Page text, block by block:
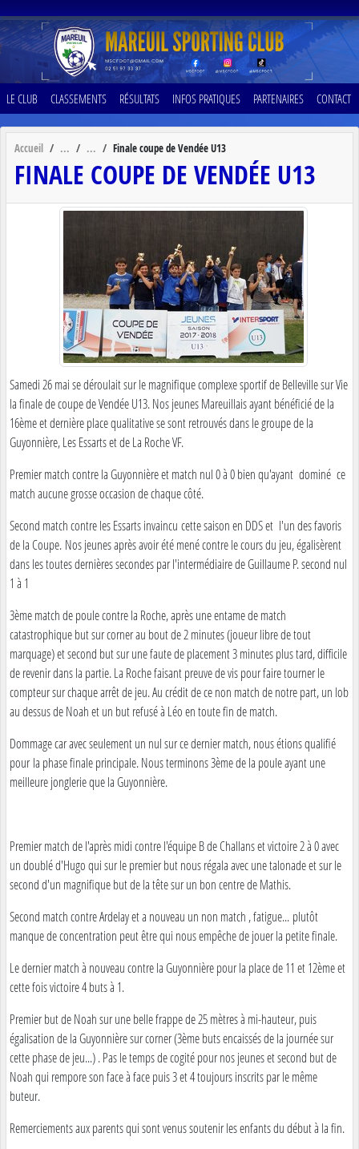
LE CLUB CLASSEMENTS RÉSULTATS INFOS PRATIQUES PARTENAIRES CONTACT
Accueil Finale coupe de Vendée U13
FINALE COUPE DE VENDÉE U13
Samedi 26 mai se déroulait sur le magnifique complexe sportif de Belleville sur Vie
la finale de coupe de Vendée U13. Nos jeunes Mareuillais ayant bénéficié de la
16ème et dernière place qualitative se sont retrouvés dans le groupe de la
Guyonnière, Les Essarts et de La Roche VF.
Premier match contre la Guyonnière et match nul 0 à 0 bien qu'ayant dominé ce
match aucune grosse occasion de chaque côté.
Second match contre les Essarts invaincu cette saison en DDS et l'un des favoris
de la Coupe. Nos jeunes après avoir été mené contre le cours du jeu, égalisèrent
dans les toutes dernières secondes par l'intermédiaire de Guillaume P. second nul
1 à 1
3ème match de poule contre la Roche, après une entame de match
catastrophique but sur corner au bout de 2 minutes (joueur libre de tout
marquage) et second but sur une faute de placement 3 minutes plus tard, difficile
de revenir dans la partie. La Roche faisant preuve de vis pour faire tourner le
compteur sur chaque arrêt de jeu. Au crédit de ce non match de notre part, un lob
au dessus de Noah et un but refusé à Léo en toute fin de match.
Dommage car avec seulement un nul sur ce dernier match, nous étions qualifié
pour la phase finale principale. Nous terminons 3ème de la poule ayant une
meilleure jonglerie que la Guyonnière.
Premier match de l'après midi contre l'équipe B de Challans et victoire 2 à 0 avec
un doublé d'Hugo qui sur le premier but nous régala avec une talonade et sur le
second d'un magnifique but de la tête sur un bon centre de Mathis.
Second match contre Ardelay et a nouveau un non match , fatigue... plutôt
manque de concentration peut être qui nous empêche de jouer la petite finale.
Le dernier match à nouveau contre la Guyonnière pour la place de 11 et 12ème et
cette fois victoire 4 buts à 1.
Premier but de Noah sur une belle frappe de 25 mètres à mi-hauteur, puis
égalisation de la Guyonnière sur corner (3ème buts encaissés de la journée sur
cette phase de jeu...) . Pas le temps de cogité pour nos jeunes et second but de
Noah qui rempore son face à face puis 3 et 4 toujours inscrits par le même
buteur.
Remerciements aux parents qui sont venus soutenir les enfants du début à la fin.